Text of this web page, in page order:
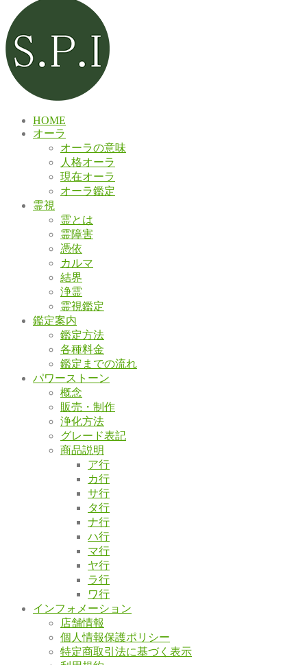
HOME
オーラ
オーラの意味
人格オーラ
現在オーラ
オーラ鑑定
霊視
霊とは
霊障害
憑依
カルマ
結界
浄霊
霊視鑑定
鑑定案内
鑑定方法
各種料金
鑑定までの流れ
パワーストーン
概念
販売・制作
浄化方法
グレード表記
商品説明
ア行
カ行
サ行
タ行
ナ行
ハ行
マ行
ヤ行
ラ行
ワ行
インフォメーション
店舗情報
個人情報保護ポリシー
特定商取引法に基づく表示